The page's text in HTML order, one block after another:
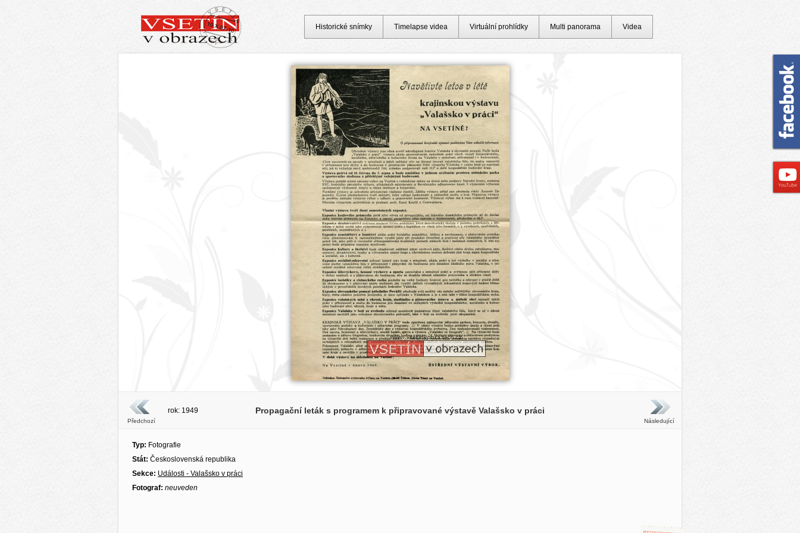
Předchozí
rok: 1949 Propagační leták s programem k připravované výstavě Valašsko v práci
Následující
Typ: Fotografie
Stát: Československá republika
Sekce: Události - Valašsko v práci
Fotograf: neuveden
Historické snímky Timelapse videa Virtuální prohlídky Multi panorama Videa